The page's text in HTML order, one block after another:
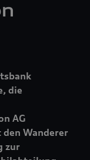
die
AG
Wanderer
zur